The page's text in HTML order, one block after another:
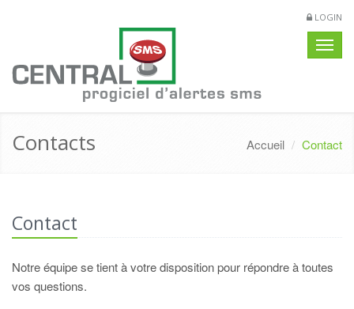
LOGIN
Contacts Accueil Contact
Contact
Notre équipe se tient à votre disposition pour répondre à toutes
vos questions.